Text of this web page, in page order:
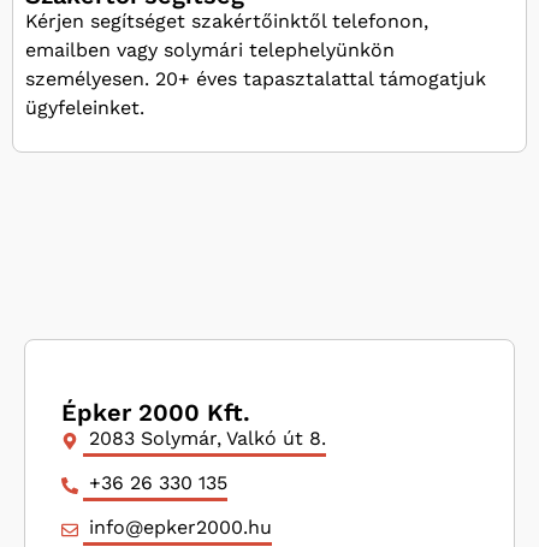
Kérjen segítséget szakértőinktől telefonon,
emailben vagy solymári telephelyünkön
személyesen. 20+ éves tapasztalattal támogatjuk
ügyfeleinket.
Épker 2000 Kft.
2083 Solymár, Valkó út 8.
+36 26 330 135
info@epker2000.hu